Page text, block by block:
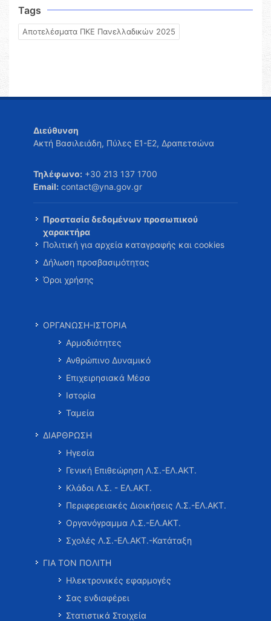
Tags
Αποτελέσματα ΠΚΕ Πανελλαδικών 2025
Διεύθυνση
Ακτή Βασιλειάδη, Πύλες Ε1-Ε2, Δραπετσώνα
Τηλέφωνο: +30 213 137 1700
Email: contact@yna.gov.gr
Προστασία δεδομένων προσωπικού
χαρακτήρα
Πολιτική για αρχεία καταγραφής και cookies
Δήλωση προσβασιμότητας
Όροι χρήσης
ΟΡΓΑΝΩΣΗ-ΙΣΤΟΡΙΑ
Αρμοδιότητες
Ανθρώπινο Δυναμικό
Επιχειρησιακά Μέσα
Ιστορία
Ταμεία
ΔΙΑΡΘΡΩΣΗ
Ηγεσία
Γενική Επιθεώρηση Λ.Σ.-ΕΛ.ΑΚΤ.
Κλάδοι Λ.Σ. - ΕΛ.ΑΚΤ.
Περιφερειακές Διοικήσεις Λ.Σ.-ΕΛ.ΑΚΤ.
Οργανόγραμμα Λ.Σ.-ΕΛ.ΑΚΤ.
Σχολές Λ.Σ.-ΕΛ.ΑΚΤ.-Κατάταξη
ΓΙΑ ΤΟΝ ΠΟΛΙΤΗ
Ηλεκτρονικές εφαρμογές
Σας ενδιαφέρει
Στατιστικά Στοιχεία